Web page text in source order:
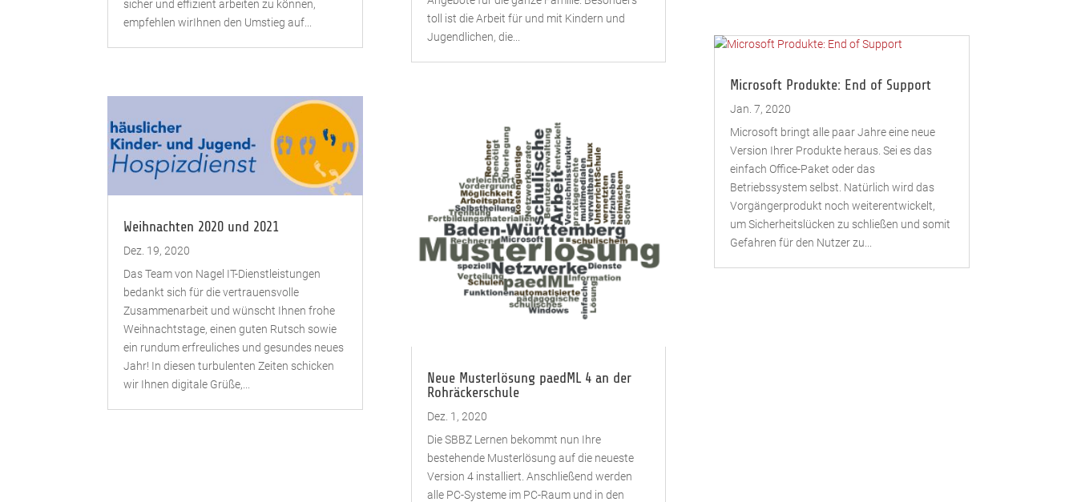
sicher und effizient arbeiten zu können,
empfehlen wirIhnen den Umstieg auf...
Weihnachten 2020 und 2021
Dez. 19, 2020
Das Team von Nagel IT-Dienstleistungen
bedankt sich für die vertrauensvolle
Zusammenarbeit und wünscht Ihnen frohe
Weihnachtstage, einen guten Rutsch sowie
ein rundum erfreuliches und gesundes neues
Jahr! In diesen turbulenten Zeiten schicken
wir Ihnen digitale Grüße,...
toll ist die Arbeit für und mit Kindern und
Jugendlichen, die...
Neue Musterlösung paedML 4 an der
Rohräckerschule
Dez. 1, 2020
Die SBBZ Lernen bekommt nun Ihre
bestehende Musterlösung auf die neueste
Version 4 installiert. Anschließend werden
alle PC-Systeme im PC-Raum und in den
Microsoft Produkte: End of Support
Jan. 7, 2020
Microsoft bringt alle paar Jahre eine neue
Version Ihrer Produkte heraus. Sei es das
einfach Office-Paket oder das
Betriebssystem selbst. Natürlich wird das
Vorgängerprodukt noch weiterentwickelt,
um Sicherheitslücken zu schließen und somit
Gefahren für den Nutzer zu...